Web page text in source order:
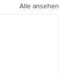
Alle ansehen